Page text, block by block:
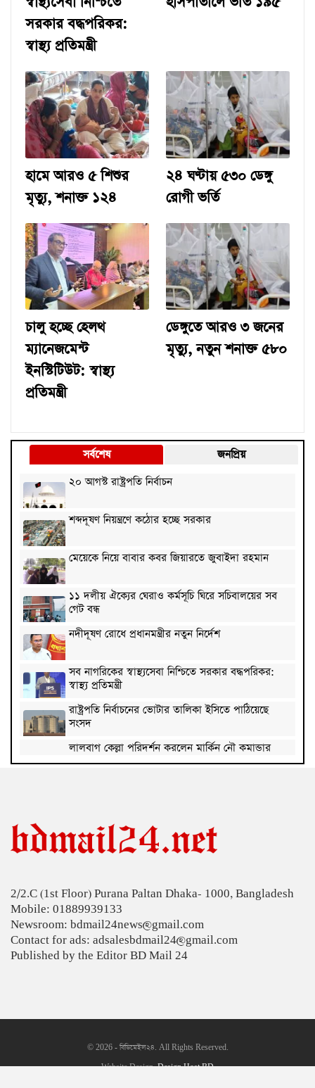
সরকার বদ্ধপরিকর:
স্বাস্থ্য প্রতিমন্ত্রী
হামে আরও ৫ শিশুর
মৃত্যু, শনাক্ত ১২৪
২৪ ঘণ্টায় ৫৩০ ডেঙ্গু
রোগী ভর্তি
চালু হচ্ছে হেলথ
ম্যানেজমেন্ট
ইনস্টিটিউট: স্বাস্থ্য
প্রতিমন্ত্রী
ডেঙ্গুতে আরও ৩ জনের
মৃত্যু, নতুন শনাক্ত ৫৮০
সর্বশেষ
জনপ্রিয়
২০ আগস্ট রাষ্ট্রপতি নির্বাচন
শব্দদূষণ নিয়ন্ত্রণে কঠোর হচ্ছে সরকার
মেয়েকে নিয়ে বাবার কবর জিয়ারতে জুবাইদা রহমান
১১ দলীয় ঐক্যের ঘেরাও কর্মসূচি ঘিরে সচিবালয়ের সব
গেট বন্ধ
নদীদূষণ রোধে প্রধানমন্ত্রীর নতুন নির্দেশ
সব নাগরিকের স্বাস্থ্যসেবা নিশ্চিতে সরকার বদ্ধপরিকর:
স্বাস্থ্য প্রতিমন্ত্রী
রাষ্ট্রপতি নির্বাচনের ভোটার তালিকা ইসিতে পাঠিয়েছে
সংসদ
লালবাগ কেল্লা পরিদর্শন করলেন মার্কিন নৌ কমান্ডার
সড়কে দুর্ঘটনা, কেমন আছেন মৌসুমী মৌ?
জুলাইয়ে ৪৫৮ সড়ক দুর্ঘটনায় নিহত ৪১৬: রোড সেফটি
ফাউন্ডেশন
এবার পোলট্রি মাংসে মিলল মাত্রাতিরিক্ত
অ্যান্টিমাইক্রোবিয়াল
দেশের বাজারে সোনার দামে বড় লাফ
2/2.C (1st Floor) Purana Paltan Dhaka- 1000, Bangladesh
Mobile: 01889939133
Newsroom: bdmail24news@gmail.com
Contact for ads: adsalesbdmail24@gmail.com
Published by the Editor BD Mail 24
© 2026 - বিডিমেইল২৪. All Rights Reserved.
Website Design:Design Host BD